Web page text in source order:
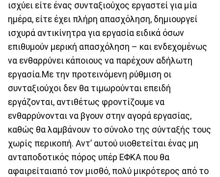
ισχύει είτε ένας συνταξιούχος εργαστεί για μία
ημέρα, είτε έχει πλήρη απασχόληση, δημιουργεί
ισχυρά αντικίνητρα για εργασία ειδικά όσων
επιθυμούν μερική απασχόληση – και ενδεχομένως
να ενθαρρύνει κάποιους να παρέχουν αδήλωτη
εργασία.Με την προτεινόμενη ρύθμιση οι
συνταξιούχοι δεν θα τιμωρούνται επειδή
εργάζονται, αντιθέτως φροντίζουμε να
ενθαρρύνονται να βγουν στην αγορά εργασίας,
καθώς θα λαμβάνουν το σύνολο της σύνταξής τους
χωρίς περικοπή. Αντ’ αυτού υιοθετείται ένας μη
ανταποδοτικός πόρος υπέρ ΕΦΚΑ που θα
αφαιρείταιαπό τον μισθό, πολύ μικρότερος από το